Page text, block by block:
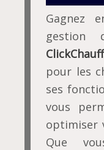
Gagnez
gestion
pour les
ses
vous
optimiser
Que